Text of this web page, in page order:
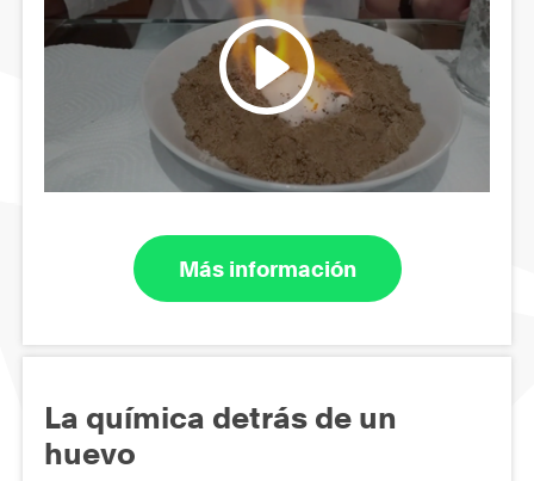
Más información
La química detrás de un
huevo